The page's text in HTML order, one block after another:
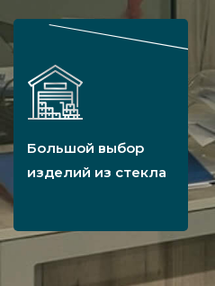
Большой выбор
изделий из стекла